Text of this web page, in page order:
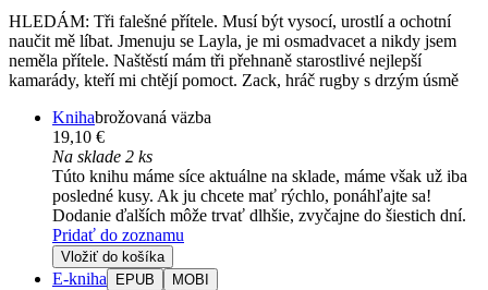
HLEDÁM: Tři falešné přítele. Musí být vysocí, urostlí a ochotní
naučit mě líbat. Jmenuju se Layla, je mi osmadvacet a nikdy jsem
neměla přítele. Naštěstí mám tři přehnaně starostlivé nejlepší
kamarády, kteří mi chtějí pomoct. Zack, hráč rugby s drzým úsmě
Knihabrožovaná väzba
19,10 €
Na sklade 2 ks
Túto knihu máme síce aktuálne na sklade, máme však už iba
posledné kusy. Ak ju chcete mať rýchlo, ponáhľajte sa!
Dodanie ďalších môže trvať dlhšie, zvyčajne do šiestich dní.
Pridať do zoznamu
Vložiť do košíka
E-kniha EPUB MOBI